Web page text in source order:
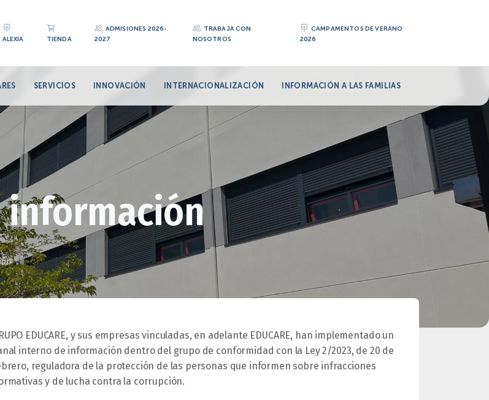
ALEXIA TIENDA
ADMISIONES 2026-
2027
TRABAJA CON
NOSOTROS
CAMPAMENTOS DE VERANO
2026
SERVICIOS INNOVACIÓN INTERNACIONALIZACIÓN INFORMACIÓN A LAS FAMILIAS
información
EDUCARE, y sus empresas vinculadas, en adelante EDUCARE, han implementado un
interno de información dentro del grupo de conformidad con la Ley 2/2023, de 20 de
reguladora de la protección de las personas que informen sobre infracciones
y de lucha contra la corrupción.